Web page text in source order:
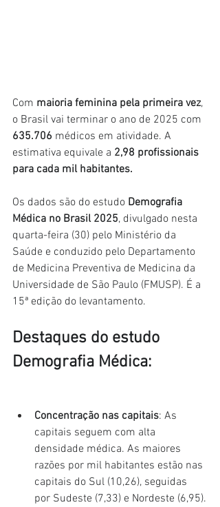
Com maioria feminina pela primeira vez,
o Brasil vai terminar o ano de 2025 com
635.706 médicos em atividade. A
estimativa equivale a 2,98 profissionais
para cada mil habitantes.
Os dados são do estudo Demografia
Médica no Brasil 2025, divulgado nesta
quarta-feira (30) pelo Ministério da
Saúde e conduzido pelo Departamento
de Medicina Preventiva de Medicina da
Universidade de São Paulo (FMUSP). É a
15ª edição do levantamento.
Destaques do estudo
Demografia Médica:
Concentração nas capitais: As
capitais seguem com alta
densidade médica. As maiores
razões por mil habitantes estão nas
capitais do Sul (10,26), seguidas
por Sudeste (7,33) e Nordeste (6,95).